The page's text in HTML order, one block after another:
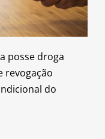
posse droga
revogação
do